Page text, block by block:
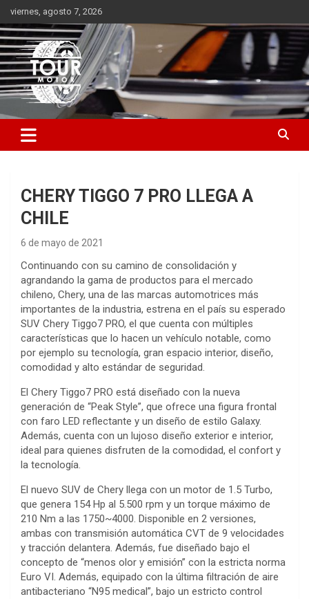
Saltar
al
contenido
viernes, agosto 7, 2026
Tour Motor
Plataforma de contenido audiovisual para el sector automotriz
CHERY TIGGO 7 PRO LLEGA A
CHILE
6 de mayo de 2021
Continuando con su camino de consolidación y
agrandando la gama de productos para el mercado
chileno, Chery, una de las marcas automotrices más
importantes de la industria, estrena en el país su esperado
SUV Chery Tiggo7 PRO, el que cuenta con múltiples
características que lo hacen un vehículo notable, como
por ejemplo su tecnología, gran espacio interior, diseño,
comodidad y alto estándar de seguridad.
El Chery Tiggo7 PRO está diseñado con la nueva
generación de “Peak Style”, que ofrece una figura frontal
con faro LED reflectante y un diseño de estilo Galaxy.
Además, cuenta con un lujoso diseño exterior e interior,
ideal para quienes disfruten de la comodidad, el confort y
la tecnología.
El nuevo SUV de Chery llega con un motor de 1.5 Turbo,
que genera 154 Hp al 5.500 rpm y un torque máximo de
210 Nm a las 1750~4000. Disponible en 2 versiones,
ambas con transmisión automática CVT de 9 velocidades
y tracción delantera. Además, fue diseñado bajo el
concepto de “menos olor y emisión” con la estricta norma
Euro VI. Además, equipado con la última filtración de aire
antibacteriano “N95 medical”, bajo un estricto control